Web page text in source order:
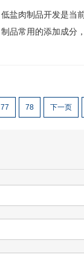
低盐肉制品开发是当
制品常用的添加成分
77 78 下一页